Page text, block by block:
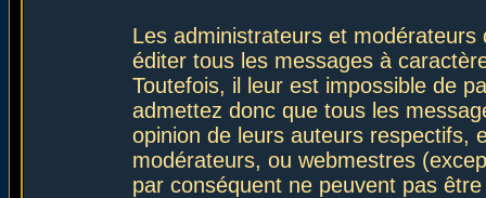
Les administrateurs et
éditer tous les messages à
Toutefois, il leur est impossible de
admettez donc que tous les
opinion de leurs auteurs respectifs,
modérateurs, ou webmestres
par conséquent ne peuvent pas